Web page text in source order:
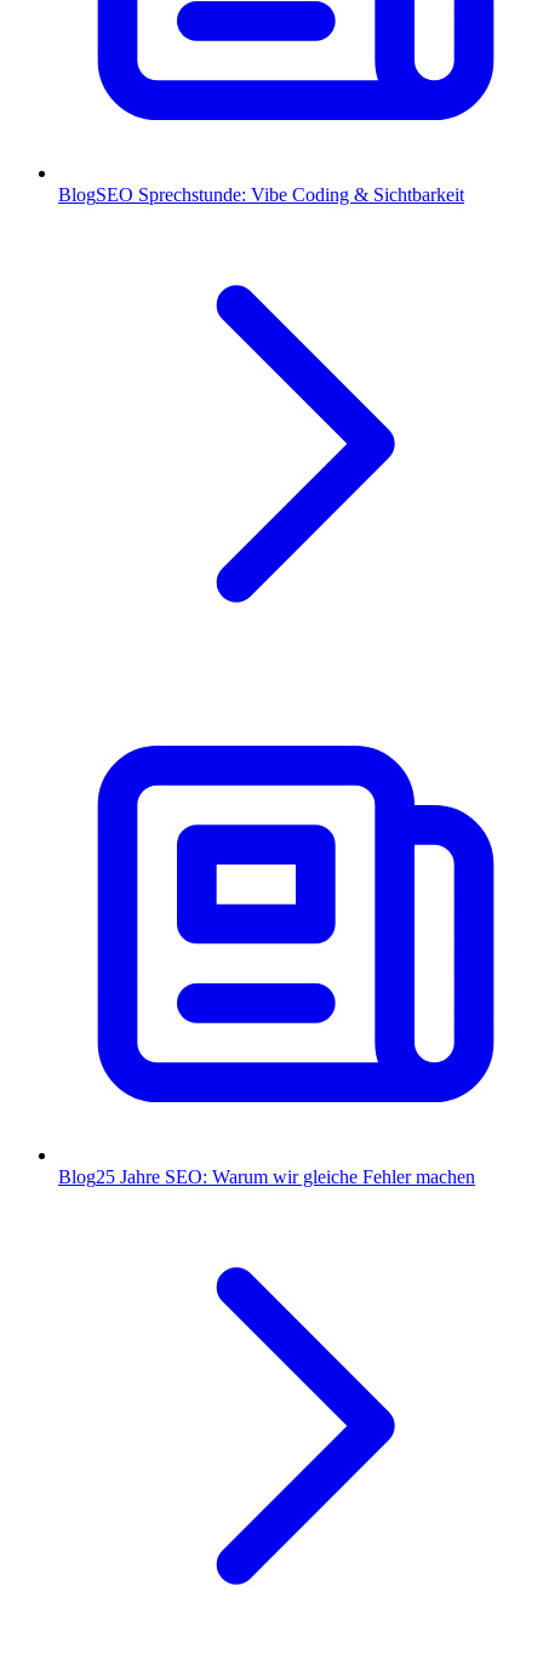
BlogSEO Sprechstunde: Vibe Coding & Sichtbarkeit
Blog25 Jahre SEO: Warum wir gleiche Fehler machen